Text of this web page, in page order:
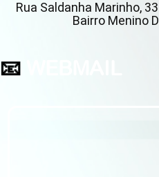
Rua Saldanha Marinho,
Bairro Menino
📧